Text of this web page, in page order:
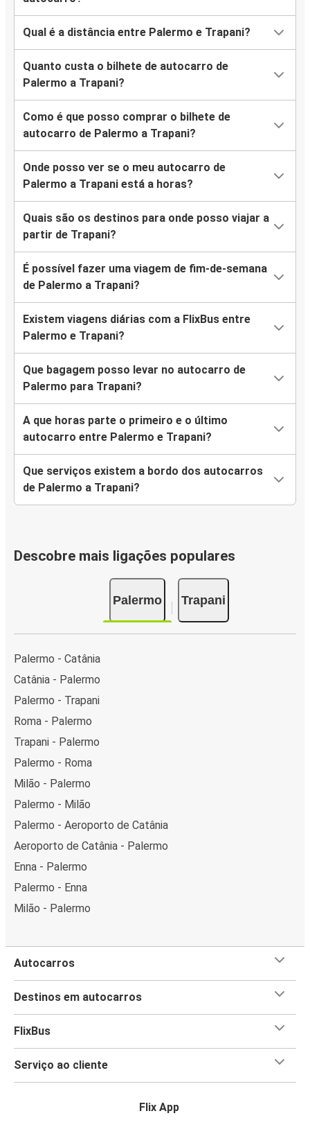
Qual é a distância entre Palermo e Trapani?
Quanto custa o bilhete de autocarro de
Palermo a Trapani?
Como é que posso comprar o bilhete de
autocarro de Palermo a Trapani?
Onde posso ver se o meu autocarro de
Palermo a Trapani está a horas?
Quais são os destinos para onde posso viajar a
partir de Trapani?
É possível fazer uma viagem de fim-de-semana
de Palermo a Trapani?
Existem viagens diárias com a FlixBus entre
Palermo e Trapani?
Que bagagem posso levar no autocarro de
Palermo para Trapani?
A que horas parte o primeiro e o último
autocarro entre Palermo e Trapani?
Que serviços existem a bordo dos autocarros
de Palermo a Trapani?
Descobre mais ligações populares
Palermo Trapani
Palermo - Catânia
Catânia - Palermo
Palermo - Trapani
Roma - Palermo
Trapani - Palermo
Palermo - Roma
Milão - Palermo
Palermo - Milão
Palermo - Aeroporto de Catânia
Aeroporto de Catânia - Palermo
Enna - Palermo
Palermo - Enna
Milão - Palermo
Autocarros
Destinos em autocarros
FlixBus
Serviço ao cliente
Flix App